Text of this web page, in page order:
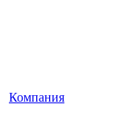
Компания